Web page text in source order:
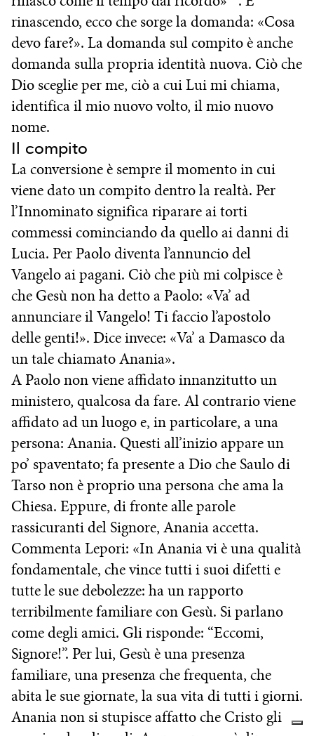
rinascendo, ecco che sorge la domanda: «Cosa
devo fare?». La domanda sul compito è anche
domanda sulla propria identità nuova. Ciò che
Dio sceglie per me, ciò a cui Lui mi chiama,
identifica il mio nuovo volto, il mio nuovo
nome.
Il compito
La conversione è sempre il momento in cui
viene dato un compito dentro la realtà. Per
l’Innominato significa riparare ai torti
commessi cominciando da quello ai danni di
Lucia. Per Paolo diventa l’annuncio del
Vangelo ai pagani. Ciò che più mi colpisce è
che Gesù non ha detto a Paolo: «Va’ ad
annunciare il Vangelo! Ti faccio l’apostolo
delle genti!». Dice invece: «Va’ a Damasco da
un tale chiamato Anania».
A Paolo non viene affidato innanzitutto un
ministero, qualcosa da fare. Al contrario viene
affidato ad un luogo e, in particolare, a una
persona: Anania. Questi all’inizio appare un
po’ spaventato; fa presente a Dio che Saulo di
Tarso non è proprio una persona che ama la
Chiesa. Eppure, di fronte alle parole
rassicuranti del Signore, Anania accetta.
Commenta Lepori: «In Anania vi è una qualità
fondamentale, che vince tutti i suoi difetti e
tutte le sue debolezze: ha un rapporto
terribilmente familiare con Gesù. Si parlano
come degli amici. Gli risponde: “Eccomi,
Signore!”. Per lui, Gesù è una presenza
familiare, una presenza che frequenta, che
abita le sue giornate, la sua vita di tutti i giorni.
Anania non si stupisce affatto che Cristo gli